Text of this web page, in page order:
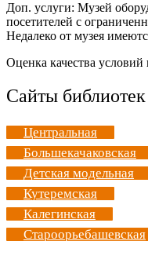
Доп. услуги: Музей
посетителей с
Недалеко от музея
Оценка качества условий
Сайты
Центральная
Большекачаковская
Детская модельная
Кутеремская
Калегинская
Староорьебашевская